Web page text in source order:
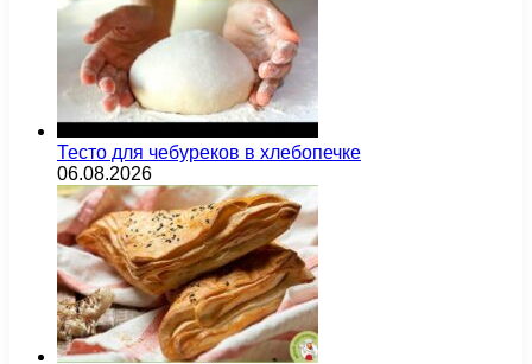
Тесто для чебуреков в хлебопечке
06.08.2026